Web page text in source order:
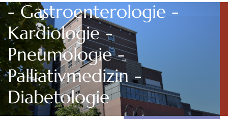
- Gastroenterologie -
Kardiologie -
Pneumologie -
Palliativmedizin -
Diabetologie